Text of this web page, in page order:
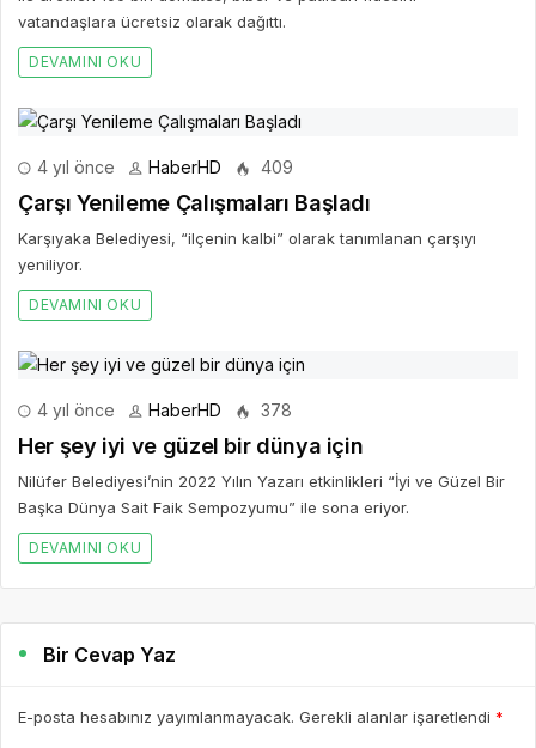
vatandaşlara ücretsiz olarak dağıttı.
DEVAMINI OKU
4 yıl önce HaberHD 409
Çarşı Yenileme Çalışmaları Başladı
Karşıyaka Belediyesi, “ilçenin kalbi” olarak tanımlanan çarşıyı
yeniliyor.
DEVAMINI OKU
4 yıl önce HaberHD 378
Her şey iyi ve güzel bir dünya için
Nilüfer Belediyesi’nin 2022 Yılın Yazarı etkinlikleri “İyi ve Güzel Bir
Başka Dünya Sait Faik Sempozyumu” ile sona eriyor.
DEVAMINI OKU
Bir Cevap Yaz
E-posta hesabınız yayımlanmayacak. Gerekli alanlar işaretlendi *